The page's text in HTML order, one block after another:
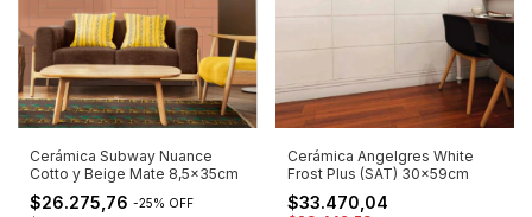
Cerámica Subway Nuance
Cotto y Beige Mate 8,5x35cm
$26.275,76 -25% OFF
Cerámica Angelgres White
Frost Plus (SAT) 30x59cm
$33.470,04